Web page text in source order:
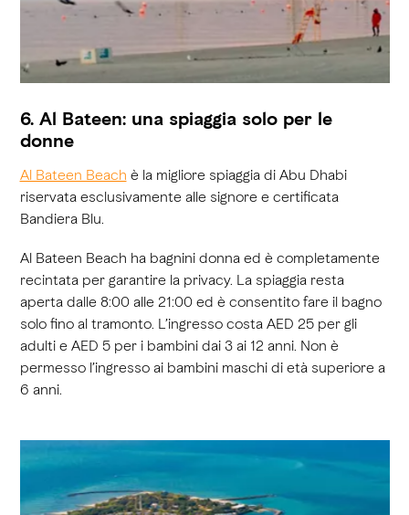
6. Al Bateen: una spiaggia solo per le
donne
Al Bateen Beach è la migliore spiaggia di Abu Dhabi
riservata esclusivamente alle signore e certificata
Bandiera Blu.
Al Bateen Beach ha bagnini donna ed è completamente
recintata per garantire la privacy. La spiaggia resta
aperta dalle 8:00 alle 21:00 ed è consentito fare il bagno
solo fino al tramonto. L’ingresso costa AED 25 per gli
adulti e AED 5 per i bambini dai 3 ai 12 anni. Non è
permesso l’ingresso ai bambini maschi di età superiore a
6 anni.